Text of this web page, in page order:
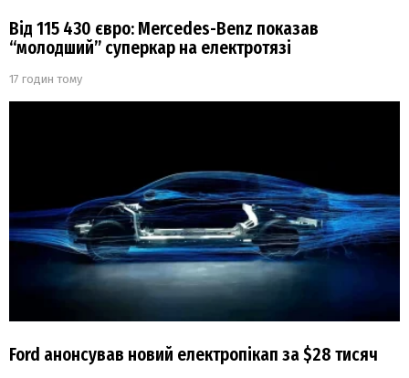
Від 115 430 євро: Mercedes-Benz показав
“молодший” суперкар на електротязі
17 годин тому
Ford анонсував новий електропікап за $28 тисяч